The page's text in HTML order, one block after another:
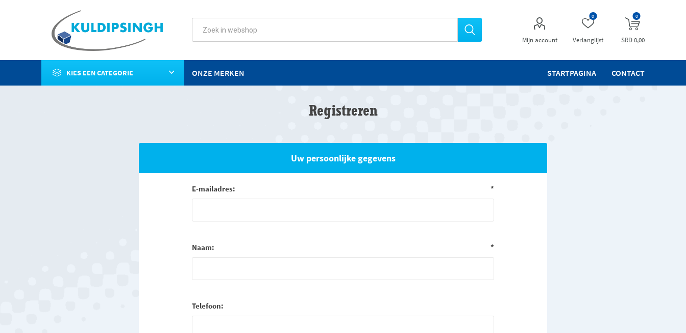
Mijn account Verlanglijst
0 0
SRD 0,00
KIES EEN CATEGORIE STARTPAGINA CONTACT
ONZE MERKEN
Registreren
Uw persoonlijke gegevens
E-mailadres: *
Naam: *
Telefoon: